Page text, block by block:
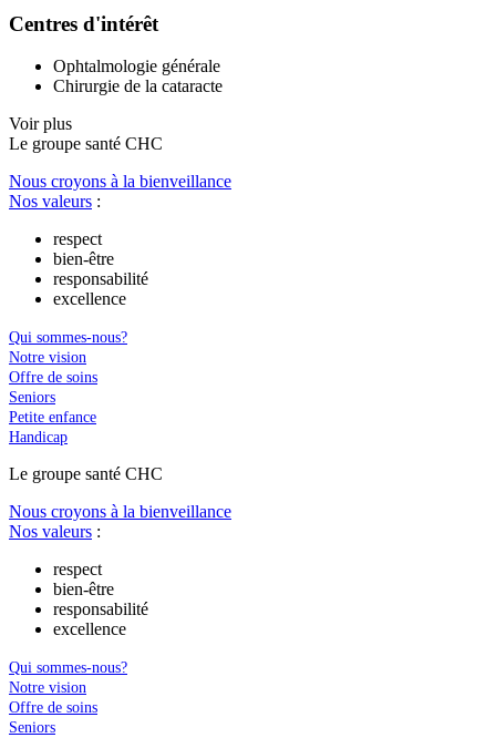
Centres d'intérêt
Ophtalmologie générale
Chirurgie de la cataracte
Voir plus
Le groupe santé CHC
Nous croyons à la bienveillance
Nos valeurs :
respect
bien-être
responsabilité
excellence
Qui sommes-nous?
Notre vision
Offre de soins
Seniors
Petite enfance
Handicap
Le groupe santé CHC
Nous croyons à la bienveillance
Nos valeurs :
respect
bien-être
responsabilité
excellence
Qui sommes-nous?
Notre vision
Offre de soins
Seniors